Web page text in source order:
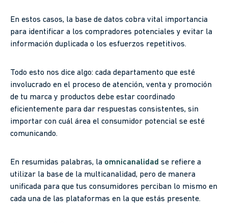
En estos casos, la base de datos cobra vital importancia
para identificar a los compradores potenciales y evitar la
información duplicada o los esfuerzos repetitivos.
Todo esto nos dice algo: cada departamento que esté
involucrado en el proceso de atención, venta y promoción
de tu marca y productos debe estar coordinado
eficientemente para dar respuestas consistentes, sin
importar con cuál área el consumidor potencial se esté
comunicando.
En resumidas palabras, la omnicanalidad se refiere a
utilizar la base de la multicanalidad, pero de manera
unificada para que tus consumidores perciban lo mismo en
cada una de las plataformas en la que estás presente.